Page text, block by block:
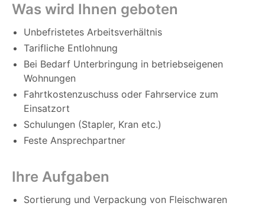
Was wird Ihnen geboten
Unbefristetes Arbeitsverhältnis
Tarifliche Entlohnung
Bei Bedarf Unterbringung in betriebseigenen
Wohnungen
Fahrtkostenzuschuss oder Fahrservice zum
Einsatzort
Schulungen (Stapler, Kran etc.)
Feste Ansprechpartner
Ihre Aufgaben
Sortierung und Verpackung von Fleischwaren